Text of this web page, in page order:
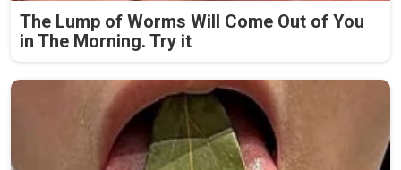
The Lump of Worms Will Come Out of You
in The Morning. Try it